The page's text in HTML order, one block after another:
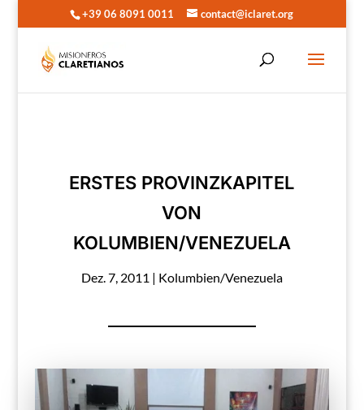
+39 06 8091 0011 contact@iclaret.org
ERSTES PROVINZKAPITEL
VON
KOLUMBIEN/VENEZUELA
Dez. 7, 2011 | Kolumbien/Venezuela